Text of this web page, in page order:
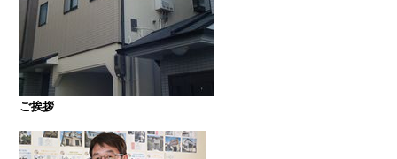
えの方は塗装専門店の株式会社住友リフォーム外壁
ご挨拶